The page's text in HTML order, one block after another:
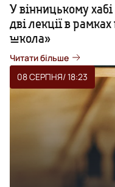
У вінницькому хабі
дві лекції в
школа»
Читати більше
08 СЕРПНЯ/ 18:23